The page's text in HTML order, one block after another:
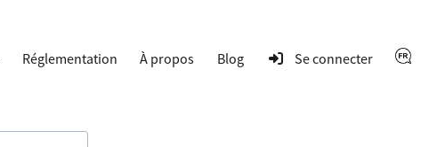
Réglementation À propos Blog Se connecter